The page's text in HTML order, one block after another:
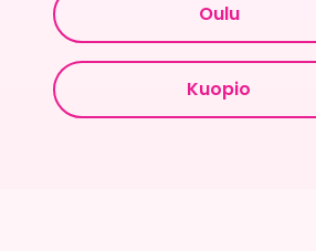
Oulu
Kuopio